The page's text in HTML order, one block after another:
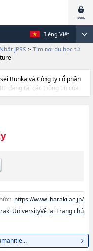
Tiếng Việt
JPSS > Tìm nơi du học từ
Bunka và Công ty cổ phần
đăng tải các thông tin của
đại học ngắn hạn, trường
Schlool of Humanities
Graduate
thông tin về từng khoa
dẫn địa điểm v.v...
https://www.ibaraki.ac.jp/
UniversityVề lại Trang chủ